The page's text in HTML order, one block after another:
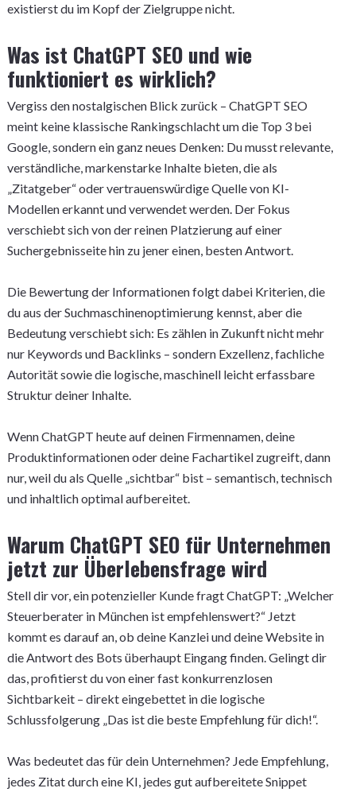
existierst du im Kopf der Zielgruppe nicht.
Was ist ChatGPT SEO und wie
funktioniert es wirklich?
Vergiss den nostalgischen Blick zurück – ChatGPT SEO
meint keine klassische Rankingschlacht um die Top 3 bei
Google, sondern ein ganz neues Denken: Du musst relevante,
verständliche, markenstarke Inhalte bieten, die als
„Zitatgeber“ oder vertrauenswürdige Quelle von KI-
Modellen erkannt und verwendet werden. Der Fokus
verschiebt sich von der reinen Platzierung auf einer
Suchergebnisseite hin zu jener einen, besten Antwort.
Die Bewertung der Informationen folgt dabei Kriterien, die
du aus der Suchmaschinenoptimierung kennst, aber die
Bedeutung verschiebt sich: Es zählen in Zukunft nicht mehr
nur Keywords und Backlinks – sondern Exzellenz, fachliche
Autorität sowie die logische, maschinell leicht erfassbare
Struktur deiner Inhalte.
Wenn ChatGPT heute auf deinen Firmennamen, deine
Produktinformationen oder deine Fachartikel zugreift, dann
nur, weil du als Quelle „sichtbar“ bist – semantisch, technisch
und inhaltlich optimal aufbereitet.
Warum ChatGPT SEO für Unternehmen
jetzt zur Überlebensfrage wird
Stell dir vor, ein potenzieller Kunde fragt ChatGPT: „Welcher
Steuerberater in München ist empfehlenswert?“ Jetzt
kommt es darauf an, ob deine Kanzlei und deine Website in
die Antwort des Bots überhaupt Eingang finden. Gelingt dir
das, profitierst du von einer fast konkurrenzlosen
Sichtbarkeit – direkt eingebettet in die logische
Schlussfolgerung „Das ist die beste Empfehlung für dich!“.
Was bedeutet das für dein Unternehmen? Jede Empfehlung,
jedes Zitat durch eine KI, jedes gut aufbereitete Snippet